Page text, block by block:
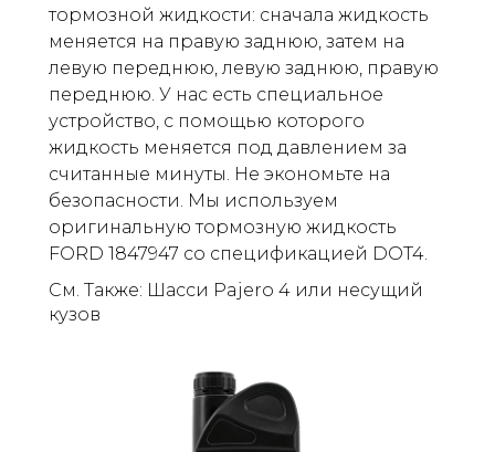
тормозной жидкости: сначала жидкость
меняется на правую заднюю, затем на
левую переднюю, левую заднюю, правую
переднюю. У нас есть специальное
устройство, с помощью которого
жидкость меняется под давлением за
считанные минуты. Не экономьте на
безопасности. Мы используем
оригинальную тормозную жидкость
FORD 1847947 со спецификацией DOT4.
См. Также: Шасси Pajero 4 или несущий
кузов